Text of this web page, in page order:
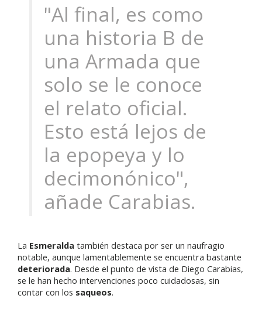
"Al final, es como
una historia B de
una Armada que
solo se le conoce
el relato oficial.
Esto está lejos de
la epopeya y lo
decimonónico",
añade Carabias.
La Esmeralda también destaca por ser un naufragio
notable, aunque lamentablemente se encuentra bastante
deteriorada. Desde el punto de vista de Diego Carabias,
se le han hecho intervenciones poco cuidadosas, sin
contar con los saqueos.